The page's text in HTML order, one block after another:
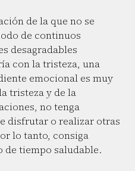
de la que no se
de continuos
desagradables
con la tristeza, una
emocional es muy
tristeza y de la
no tenga
disfrutar o realizar otras
lo tanto, consiga
de tiempo saludable.